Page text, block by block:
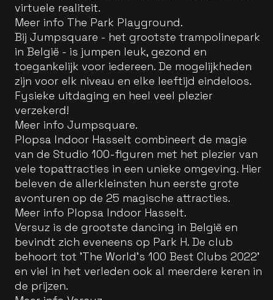
virtuele realiteit.
Meer info The Park Playground.
Bij Jumpsquare - het grootste trampolinepark
in België - is jumpen leuk, gezond en
toegankelijk voor iedereen. De mogelijkheden
zijn voor elk niveau en elke leeftijd eindeloos.
Fysieke uitdaging en heel veel plezier
verzekerd!
Meer info Jumpsquare.
Plopsa Indoor Hasselt combineert de magie
van de Studio 100-figuren met het plezier van
vele topattracties in een unieke omgeving. Hier
beleven de allerkleinsten hun eerste grote
avonturen op de 25 magische attracties.
Meer info Plopsa Indoor Hasselt.
Versuz is de grootste dancing in België en
bevindt zich eveneens op Park H. De club
behoort tot 'The World's 100 Best Clubs 2022'
en viel in het verleden ook al meerdere keren in
de prijzen.